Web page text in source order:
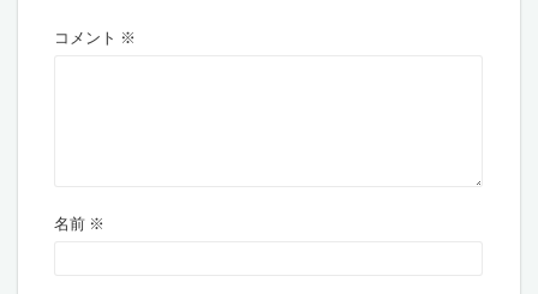
コメント ※
名前 ※